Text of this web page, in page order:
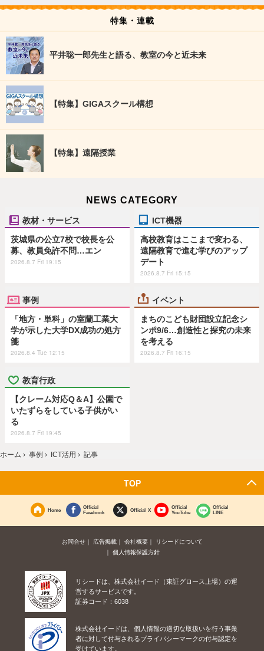
特集・連載
平井聡一郎先生と語る、教室の今と近未来
【特集】GIGAスクール構想
【特集】遠隔授業
NEWS CATEGORY
教材・サービス
茨城県の公立7校で校長を公
募、教員免許不問…エン
2026.8.7 Fri 19:15
ICT機器
高校教育はここまで変わる、
遠隔教育で進む学びのアップ
デート
2026.8.7 Fri 15:15
事例
「地方・単科」の室蘭工業大
学が示した大学DX成功の処方
箋
2026.8.4 Tue 12:15
イベント
まちのこども財団設立記念シ
ンポ9/6…創造性と探究の未来
を考える
2026.8.7 Fri 16:15
教育行政
【クレーム対応Q＆A】公園で
いたずらをしている子供がい
る
2026.8.7 Fri 19:45
ホーム › 事例 › ICT活用 › 記事
TOP
Home
Official
Facebook
Official X
Official
YouTube
Official
LINE
お問合せ 広告掲載 会社概要
リシードについて
個人情報保護方針
リシードは、株式会社イード（東証グロース上場）の運
営するサービスです。
証券コード：6038
株式会社イードは、個人情報の適切な取扱いを行う事業
者に対して付与されるプライバシーマークの付与認定を
受けています。